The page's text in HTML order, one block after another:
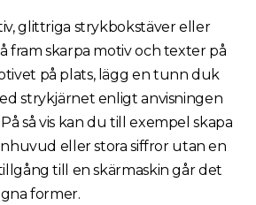
glittriga strykbokstäver eller
fram skarpa motiv och texter på
på plats, lägg en tunn duk
strykjärnet enligt anvisningen
så vis kan du till exempel skapa
eller stora siffror utan en
till en skärmaskin går det
former.